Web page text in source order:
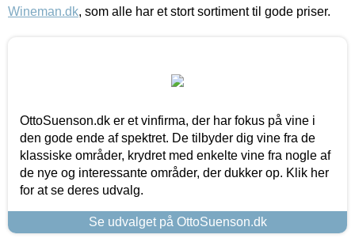
Wineman.dk, som alle har et stort sortiment til gode priser.
OttoSuenson.dk er et vinfirma, der har fokus på vine i
den gode ende af spektret. De tilbyder dig vine fra de
klassiske områder, krydret med enkelte vine fra nogle af
de nye og interessante områder, der dukker op. Klik her
for at se deres udvalg.
Se udvalget på OttoSuenson.dk